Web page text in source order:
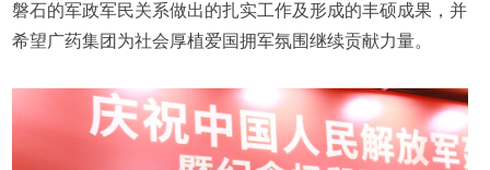
磐石的军政军民关系做出的扎实工作及形成的丰硕成果，并
希望广药集团为社会厚植爱国拥军氛围继续贡献力量。